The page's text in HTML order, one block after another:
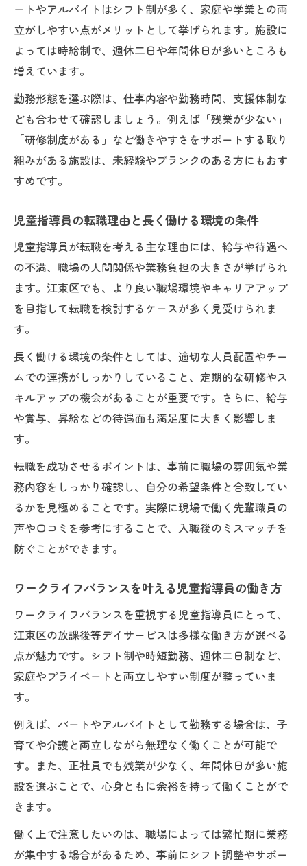
ートやアルバイトはシフト制が多く、家庭や学業との両
立がしやすい点がメリットとして挙げられます。施設に
よっては時給制で、週休二日や年間休日が多いところも
増えています。
勤務形態を選ぶ際は、仕事内容や勤務時間、支援体制な
ども合わせて確認しましょう。例えば「残業が少ない」
「研修制度がある」など働きやすさをサポートする取り
組みがある施設は、未経験やブランクのある方にもおす
すめです。
児童指導員の転職理由と長く働ける環境の条件
児童指導員が転職を考える主な理由には、給与や待遇へ
の不満、職場の人間関係や業務負担の大きさが挙げられ
ます。江東区でも、より良い職場環境やキャリアアップ
を目指して転職を検討するケースが多く見受けられま
す。
長く働ける環境の条件としては、適切な人員配置やチー
ムでの連携がしっかりしていること、定期的な研修やス
キルアップの機会があることが重要です。さらに、給与
や賞与、昇給などの待遇面も満足度に大きく影響しま
す。
転職を成功させるポイントは、事前に職場の雰囲気や業
務内容をしっかり確認し、自分の希望条件と合致してい
るかを見極めることです。実際に現場で働く先輩職員の
声や口コミを参考にすることで、入職後のミスマッチを
防ぐことができます。
ワークライフバランスを叶える児童指導員の働き方
ワークライフバランスを重視する児童指導員にとって、
江東区の放課後等デイサービスは多様な働き方が選べる
点が魅力です。シフト制や時短勤務、週休二日制など、
家庭やプライベートと両立しやすい制度が整っていま
す。
例えば、パートやアルバイトとして勤務する場合は、子
育てや介護と両立しながら無理なく働くことが可能で
す。また、正社員でも残業が少なく、年間休日が多い施
設を選ぶことで、心身ともに余裕を持って働くことがで
きます。
働く上で注意したいのは、職場によっては繁忙期に業務
が集中する場合があるため、事前にシフト調整やサポー